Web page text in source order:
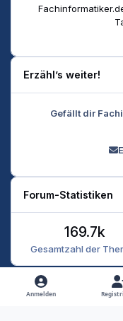
Erzähl’s weiter!
Gefällt dir
Forum-Statistiken
Gesamtzahl der
169.7k
Heller Modus
Dunkler Modus
Anmelden